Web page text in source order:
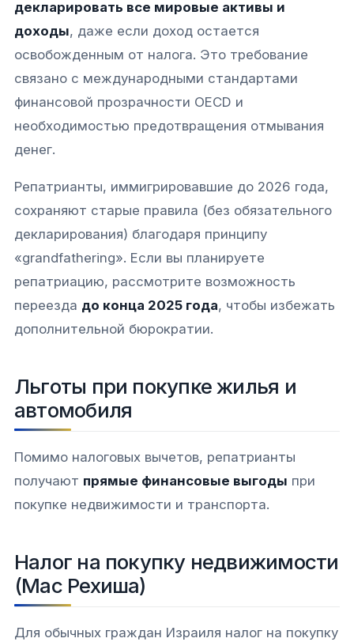
декларировать все мировые активы и
доходы, даже если доход остается
освобожденным от налога. Это требование
связано с международными стандартами
финансовой прозрачности OECD и
необходимостью предотвращения отмывания
денег.​​
Репатрианты, иммигрировавшие до 2026 года,
сохраняют старые правила (без обязательного
декларирования) благодаря принципу
«grandfathering». Если вы планируете
репатриацию, рассмотрите возможность
переезда до конца 2025 года, чтобы избежать
дополнительной бюрократии.​
Льготы при покупке жилья и
автомобиля
Помимо налоговых вычетов, репатрианты
получают прямые финансовые выгоды при
покупке недвижимости и транспорта.​​
Налог на покупку недвижимости
(Мас Рехиша)
Для обычных граждан Израиля налог на покупку